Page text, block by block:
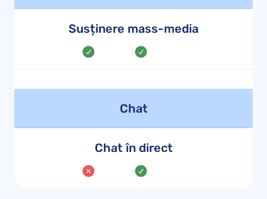
Susținere mass-media
Chat
Chat în direct